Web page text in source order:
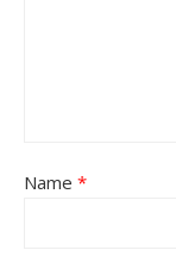
Name *